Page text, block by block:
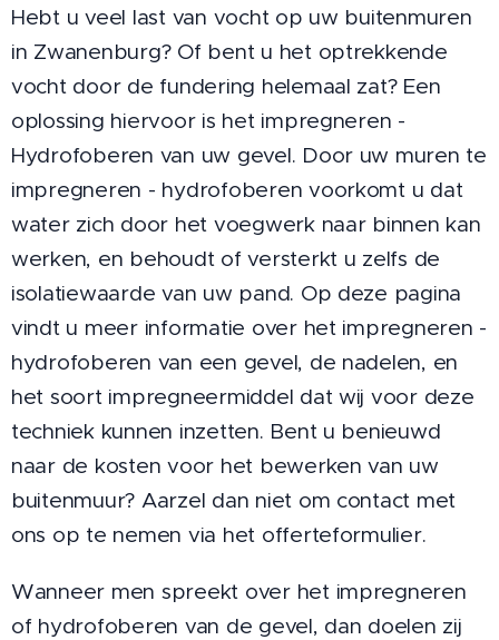
Hebt u veel last van vocht op uw buitenmuren
in Zwanenburg? Of bent u het optrekkende
vocht door de fundering helemaal zat? Een
oplossing hiervoor is het impregneren -
Hydrofoberen van uw gevel. Door uw muren te
impregneren - hydrofoberen voorkomt u dat
water zich door het voegwerk naar binnen kan
werken, en behoudt of versterkt u zelfs de
isolatiewaarde van uw pand. Op deze pagina
vindt u meer informatie over het impregneren -
hydrofoberen van een gevel, de nadelen, en
het soort impregneermiddel dat wij voor deze
techniek kunnen inzetten. Bent u benieuwd
naar de kosten voor het bewerken van uw
buitenmuur? Aarzel dan niet om contact met
ons op te nemen via het offerteformulier.
Wanneer men spreekt over het impregneren
of hydrofoberen van de gevel, dan doelen zij